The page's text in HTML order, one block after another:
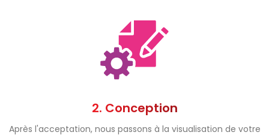
2. Conception
Après l'acceptation, nous passons à la visualisation de votre